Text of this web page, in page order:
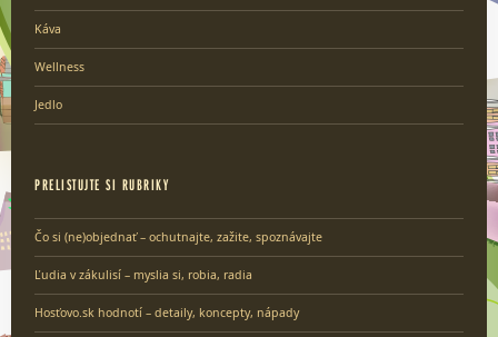
Káva
Wellness
Jedlo
PRELISTUJTE SI RUBRIKY
Čo si (ne)objednať – ochutnajte, zažite, spoznávajte
Ľudia v zákulisí – myslia si, robia, radia
Hosťovo.sk hodnotí – detaily, koncepty, nápady